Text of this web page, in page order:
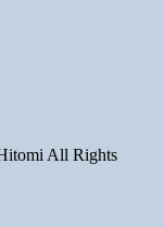
All Rights